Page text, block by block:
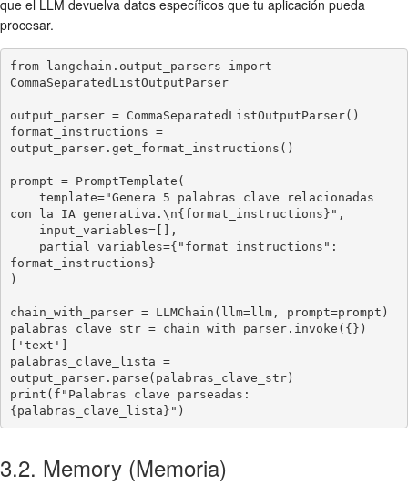
que el LLM devuelva datos específicos que tu aplicación pueda
procesar.
from langchain.output_parsers import
CommaSeparatedListOutputParser
output_parser = CommaSeparatedListOutputParser()
format_instructions =
output_parser.get_format_instructions()
prompt = PromptTemplate(
con la IA generativa.\n{format_instructions}",
format_instructions}
)
chain_with_parser = LLMChain(llm=llm, prompt=prompt)
palabras_clave_str = chain_with_parser.invoke({})
['text']
palabras_clave_lista =
output_parser.parse(palabras_clave_str)
print(f"Palabras clave parseadas:
{palabras_clave_lista}")
3.2. Memory (Memoria)